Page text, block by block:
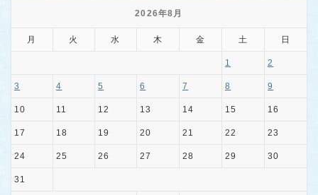
2026年8月
月 火 水 木 金 土 日
1 2
3 4 5 6 7 8 9
10 11 12 13 14 15 16
17 18 19 20 21 22 23
24 25 26 27 28 29 30
31